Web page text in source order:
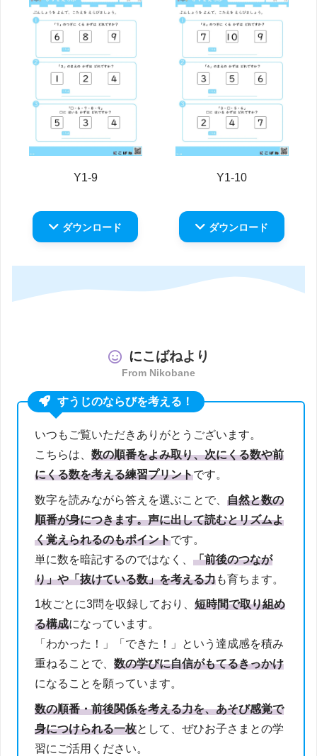
Y1-9
ダウンロード
Y1-10
ダウンロード
にこばねより
From Nikobane
すうじのならびを考える！
いつもご覧いただきありがとうございます。
こちらは、数の順番をよみ取り、次にくる数や前
にくる数を考える練習プリントです。
数字を読みながら答えを選ぶことで、自然と数の
順番が身につきます。声に出して読むとリズムよ
く覚えられるのもポイントです。
単に数を暗記するのではなく、「前後のつなが
り」や「抜けている数」を考える力も育ちます。
1枚ごとに3問を収録しており、短時間で取り組め
る構成になっています。
「わかった！」「できた！」という達成感を積み
重ねることで、数の学びに自信がもてるきっかけ
になることを願っています。
数の順番・前後関係を考える力を、あそび感覚で
身につけられる一枚として、ぜひお子さまとの学
習にご活用ください。